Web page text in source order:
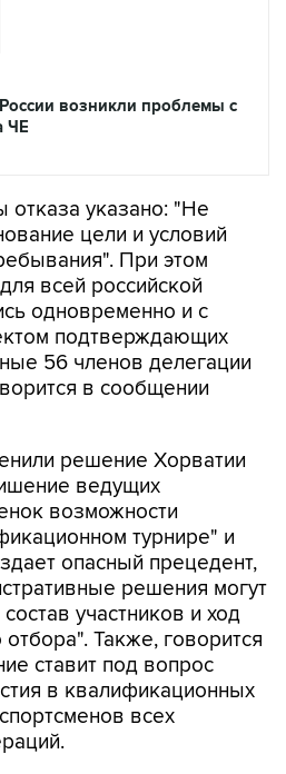
возникли проблемы с
ЧЕ
отказа указано: "Не
цели и условий
При этом
всей российской
одновременно и с
подтверждающих
56 членов делегации
в сообщении
решение Хорватии
ведущих
возможности
турнире" и
опасный прецедент,
решения могут
участников и ход
Также, говорится
ставит под вопрос
в квалификационных
всех